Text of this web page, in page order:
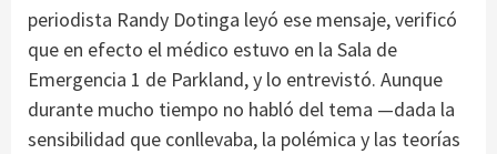
periodista Randy Dotinga leyó ese mensaje, verificó
que en efecto el médico estuvo en la Sala de
Emergencia 1 de Parkland, y lo entrevistó. Aunque
durante mucho tiempo no habló del tema —dada la
sensibilidad que conllevaba, la polémica y las teorías